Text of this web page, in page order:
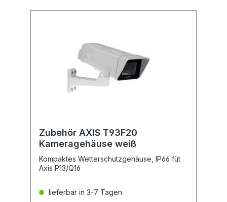
Zubehör AXIS T93F20
Kameragehäuse weiß
Kompaktes Wetterschutzgehäuse, IP66 füt
Axis P13/Q16
lieferbar in 3-7 Tagen